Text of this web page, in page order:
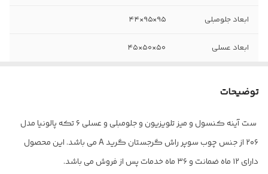
ابعاد جلومبلی ۹۵×۹۵×۴۴
ابعاد عسلی ۵۰×۵۰×۴۵
خدمات پس از
۳۶ ماه
توضیحات
ست آینه کنسول و میز تلویزیون و جلومبلی و عسلی ۶ تکه پالونیا مدل
۲۰۶ از جنس چوب سوپر راش گرجستان گرید A می باشد. این محصول
دارای ۱۲ ماه ضمانت و ۳۶ ماه خدمات پس از فروش می باشد.